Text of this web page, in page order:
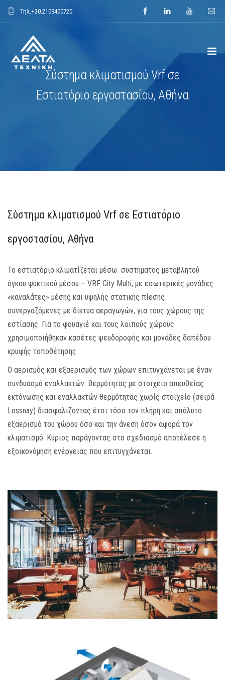
Τηλ.+30.2109400720
ΑΡΧΙΚΗ
ΝΕΑ
MEDIA
ΦΥΛΛΑΔΙΑ
ΕΥΚΑΙΡΙΕΣ ΕΡΓΑΣΙΑΣ
ΕΠΙΚΟΙΝΩΝΙΑ
E-SHOP
Σύστημα κλιματισμού Vrf σε
Εστιατόριο εργοστασίου, Αθήνα
Σύστημα κλιματισμού Vrf σε Εστιατόριο
εργοστασίου, Αθήνα
Το εστιατόριο κλιματίζεται μέσω συστήματος μεταβλητού
όγκου ψυκτικού μέσου – VRF City Multi, με εσωτερικές μονάδες
«καναλάτες» μέσης και υψηλής στατικής πίεσης
συνεργαζόμενες με δίκτυα αεραγωγών, για τους χώρους της
εστίασης. Για το φουαγιέ και τους λοιπούς χώρους
χρησιμοποιήθηκαν κασέτες ψευδοροφής και μονάδες δαπέδου
κρυφής τοποθέτησης.
Ο αερισμός και εξαερισμός των χώρων επιτυγχάνεται με έναν
συνδυασμό εναλλακτών θερμότητας με στοιχείο απευθείας
εκτόνωσης και εναλλακτών θερμότητας χωρίς στοιχείο (σειρά
Lossnay) διασφαλίζοντας έτσι τόσο τον πλήρη και απόλυτο
εξαερισμό του χώρου όσο και την άνεση όσον αφορά τον
κλιματισμό. Κύριος παράγοντας στο σχεδιασμό αποτέλεσε η
εξοικονόμηση ενέργειας που επιτυγχάνεται.